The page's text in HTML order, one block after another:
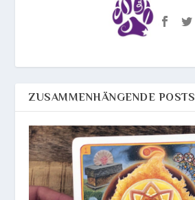
ZUSAMMENHÄNGENDE POSTS